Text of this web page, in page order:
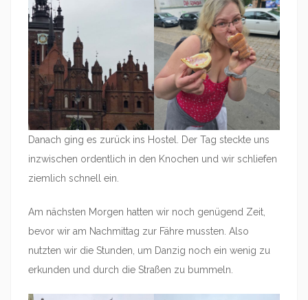
Danach ging es zurück ins Hostel. Der Tag steckte uns
inzwischen ordentlich in den Knochen und wir schliefen
ziemlich schnell ein.
Am nächsten Morgen hatten wir noch genügend Zeit,
bevor wir am Nachmittag zur Fähre mussten. Also
nutzten wir die Stunden, um Danzig noch ein wenig zu
erkunden und durch die Straßen zu bummeln.